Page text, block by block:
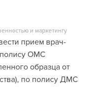
и маркетингу
прием врач-
полису ОМС
образца от
по полису ДМС